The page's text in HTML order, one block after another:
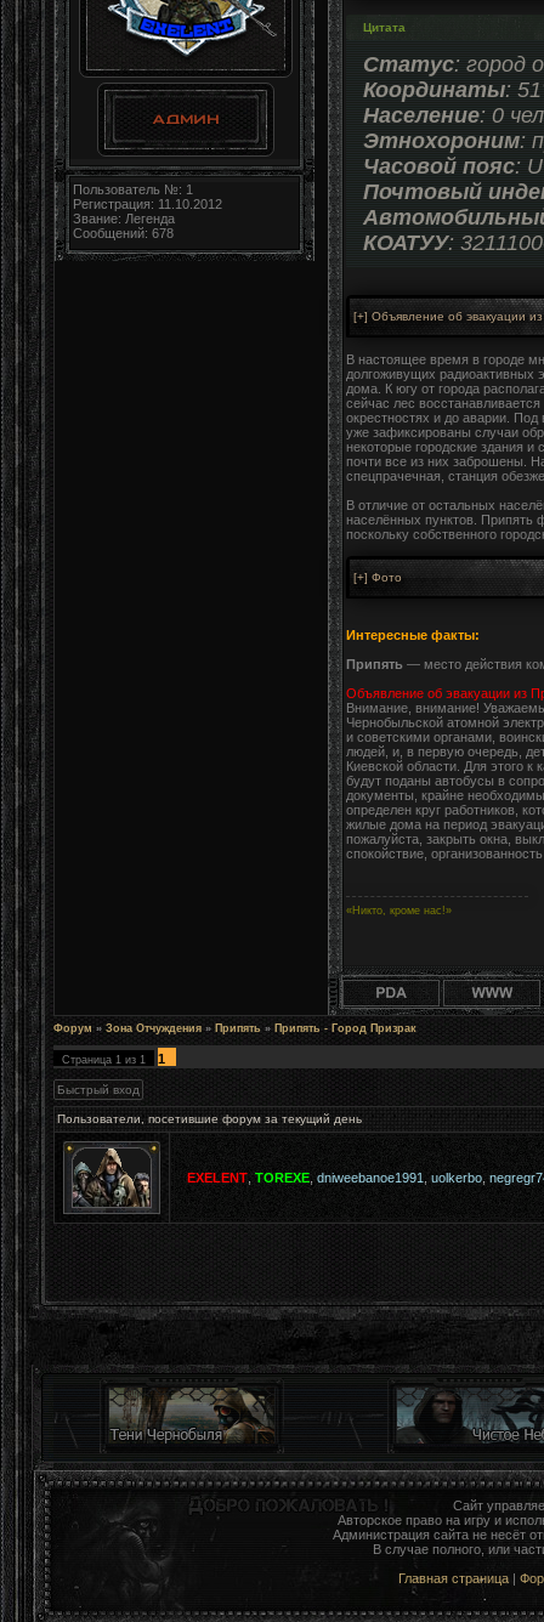
Пользователь №: 1
Регистрация: 11.10.2012
Звание: Легенда
Сообщений: 678
Цитата
Статус: город
Координаты:
Население: 0
Этнохороним:
Часовой пояс:
Почтовый
КОАТУУ:
В настоящее время в городе
долгоживущих радиоактивных
дома. К югу от города
сейчас лес
окрестностях и до аварии.
уже зафиксированы случаи
некоторые городские здания
почти все из них заброшены.
спецпрачечная, станция
В отличие от остальных
населённых пунктов. Припять
поскольку собственного
Интересные факты:
Припять — место действия
Объявление об эвакуации из
Внимание, внимание!
Чернобыльской атомной
и советскими органами,
людей, и, в первую очередь,
Киевской области. Для этого
будут поданы автобусы в
документы, крайне
определен круг работников,
жилые дома на период
пожалуйста, закрыть окна,
спокойствие,
«Никто, кроме нас!»
Форум » Зона Отчуждения » Припять » Припять - Город Призрак
Страница 1 из 1 1
Пользователи, посетившие форум за текущий день
EXELENT ,TOREXE dniweebanoe1991 ,uolkerbo
Сайт
Авторское право на игру и
Администрация сайта не несёт
В случае полного, или
Главная страница |